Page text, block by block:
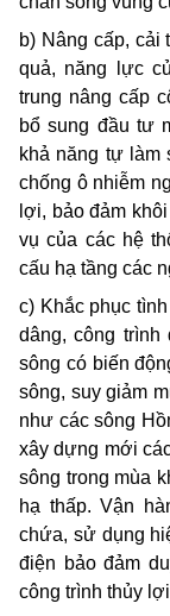
b) Nâng cấp, cải
quả, năng lực
trung nâng cấp
bổ sung đầu tư
khả năng tự làm
chống ô nhiễm
lợi, bảo đảm
vụ của các hệ
cấu hạ tầng các
c) Khắc phục
dâng, công
sông có biến
sông, suy giảm
như các sông
xây dựng mới
sông trong mùa
hạ thấp. Vận
chứa, sử dụng
điện bảo đảm
công trình thủy